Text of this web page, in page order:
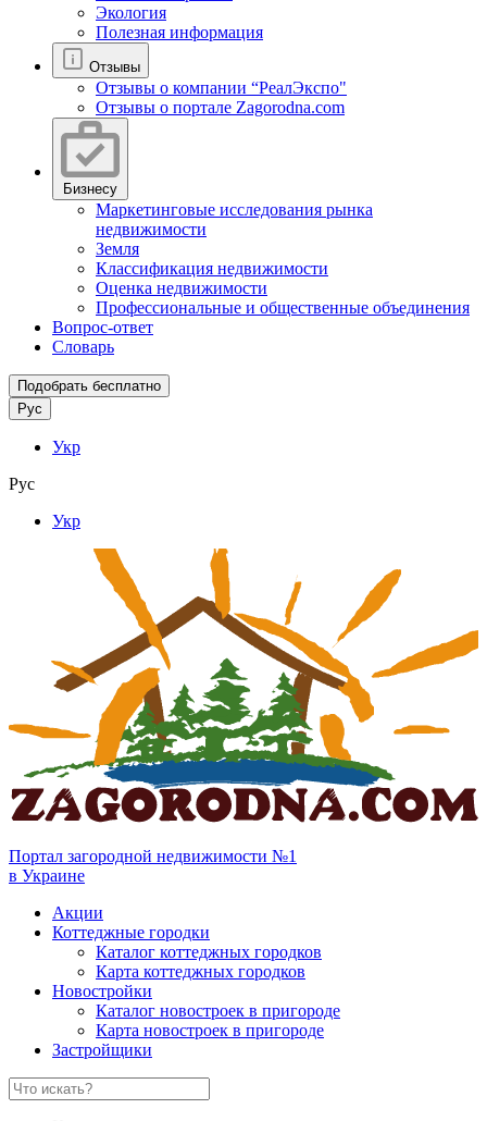
Экология
Полезная информация
Отзывы
Отзывы о компании “РеалЭкспо"
Отзывы о портале Zagorodna.com
Бизнесу
Маркетинговые исследования рынка
недвижимости
Земля
Классификация недвижимости
Оценка недвижимости
Профессиональные и общественные объединения
Вопрос-ответ
Словарь
Подобрать бесплатно
Рус
Укр
Рус
Укр
Портал загородной недвижимости №1
в Украине
Акции
Коттеджные городки
Каталог коттеджных городков
Карта коттеджных городков
Новостройки
Каталог новостроек в пригороде
Карта новостроек в пригороде
Застройщики